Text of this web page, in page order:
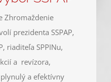
Zhromaždenie
prezidenta SSPAP,
riaditeľa SPPINu,
a revízora,
a efektívny